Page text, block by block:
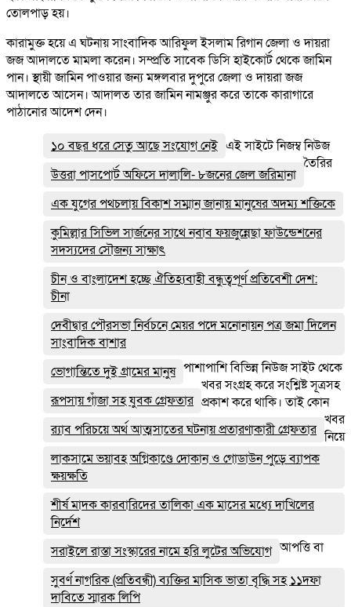
তোলপাড় হয়।
কারামুক্ত হয়ে এ ঘটনায় সাংবাদিক আরিফুল ইসলাম রিগান জেলা ও দায়রা
জজ আদালতে মামলা করেন। সম্প্রতি সাবেক ডিসি হাইকোর্ট থেকে জামিন
পান। স্থায়ী জামিন পাওয়ার জন্য মঙ্গলবার দুপুরে জেলা ও দায়রা জজ
আদালতে আসেন। আদালত তার জামিন নামঞ্জুর করে তাকে কারাগারে
পাঠানোর আদেশ দেন।
১০ বছর ধরে সেতু আছে সংযোগ নেই
উত্তরা পাসপোর্ট অফিসে দালালি- ৮জনের জেল জরিমানা
এক যুগের পথচলায় বিকাশ সম্মান জানায় মানুষের অদম্য শক্তিকে
কুমিল্লার সিভিল সার্জনের সাথে নবাব ফয়জুন্নেছা ফাউন্ডেশনের
সদস্যদের সৌজন্য সাক্ষাৎ
চীন ও বাংলাদেশ হচ্ছে ঐতিহ্যবাহী বন্ধুত্বপূর্ণ প্রতিবেশী দেশ:
চীনা
দেবীদ্বার পৌরসভা নির্বচনে মেয়র পদে মনোনায়ন পত্র জমা দিলেন
সাংবাদিক বাশার
ভোগান্তিতে দুই গ্রামের মানুষ
রূপসায় গাঁজা সহ যুবক গ্রেফতার
র‌্যাব পরিচয়ে অর্থ আত্মসাতের ঘটনায় প্রতারণাকারী গ্রেফতার
লাকসামে ভয়াবহ অগ্নিকাণ্ডে দোকান ও গোডাউন পুড়ে ব‍্যাপক
ক্ষয়ক্ষতি
শীর্ষ মাদক কারবারিদের তালিকা এক মাসের মধ্যে দাখিলের
নির্দেশ
সরাইলে রাস্তা সংস্কারের নামে হরি লুটের অভিযোগ
সুবর্ণ নাগরিক (প্রতিবন্ধী) ব্যক্তির মাসিক ভাতা বৃদ্ধি সহ ১১দফা
দাবিতে স্মারক লিপি
এই সাইটে নিজম্ব নিউজ
তৈরির
পাশাপাশি বিভিন্ন নিউজ সাইট থেকে
খবর সংগ্রহ করে সংশ্লিষ্ট সূত্রসহ
প্রকাশ করে থাকি। তাই কোন
খবর
নিয়ে
আপত্তি বা